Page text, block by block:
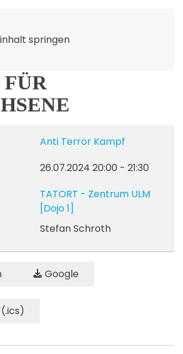
springen
Anti Terror Kampf
26.07.2024 20:00 - 21:30
TATORT - Zentrum ULM
[Dojo 1]
Stefan Schroth
Google